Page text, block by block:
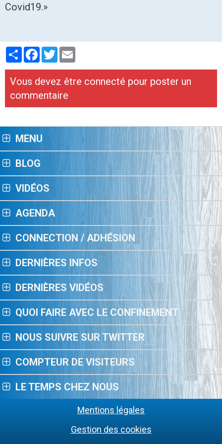
Covid19.»
PartagerFacebook
Twitter
Vous devez être connecté pour poster un
commentaire
MENU
BLOG
VIDÉOS
AGENDA
CONNECTION / ADHÉSION
DERNIÈRES INFOS
DERNIÈRES VIDÉOS
QUOI FAIRE AVEC LE CONFINEMENT
NOUS SUIVRE SUR TWITTER
COMPTEUR DE VISITEURS
LE TEMPS CHEZ NOUS
Mentions légales
Gestion des cookies